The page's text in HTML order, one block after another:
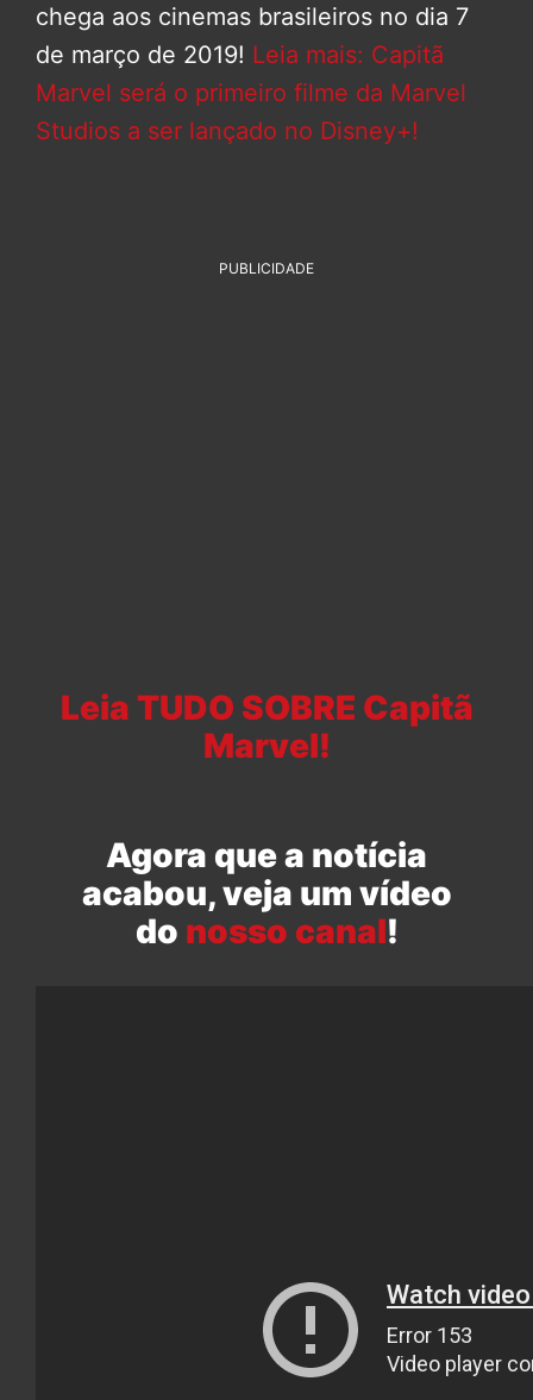
chega aos cinemas brasileiros no dia 7
de março de 2019! Leia mais: Capitã
Marvel será o primeiro filme da Marvel
Studios a ser lançado no Disney+!
PUBLICIDADE
Leia TUDO SOBRE Capitã
Marvel!
Agora que a notícia
acabou, veja um vídeo
do nosso canal!